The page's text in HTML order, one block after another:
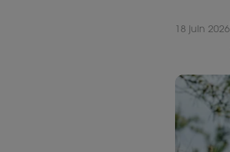
18 juin 2026